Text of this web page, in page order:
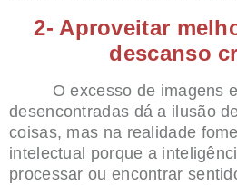
2- Aproveitar
descanso
O excesso de imagens e
desencontradas dá a ilusão
coisas, mas na realidade
intelectual porque a
processar ou encontrar